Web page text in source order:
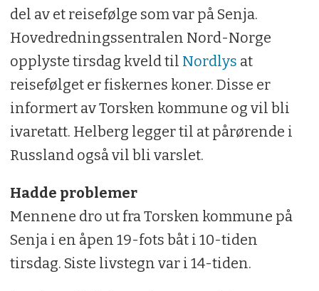
del av et reisefølge som var på Senja.
Hovedredningssentralen Nord-Norge
opplyste tirsdag kveld til Nordlys at
reisefølget er fiskernes koner. Disse er
informert av Torsken kommune og vil bli
ivaretatt. Helberg legger til at pårørende i
Russland også vil bli varslet.
Hadde problemer
Mennene dro ut fra Torsken kommune på
Senja i en åpen 19-fots båt i 10-tiden
tirsdag. Siste livstegn var i 14-tiden.